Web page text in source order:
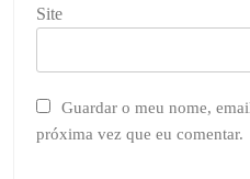
Site
Guardar o meu nome,
próxima vez que eu comentar.